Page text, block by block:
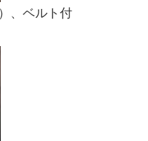
、ベルト付